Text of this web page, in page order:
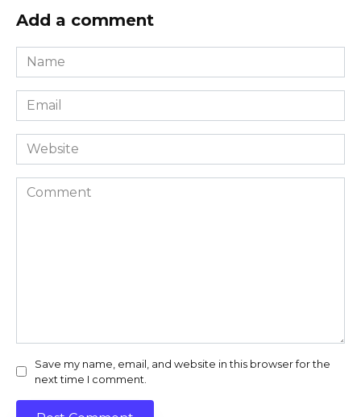
Add a comment
Name
*
Email
*
Website
Comment
Save my name, email, and website in this browser for the
next time I comment.